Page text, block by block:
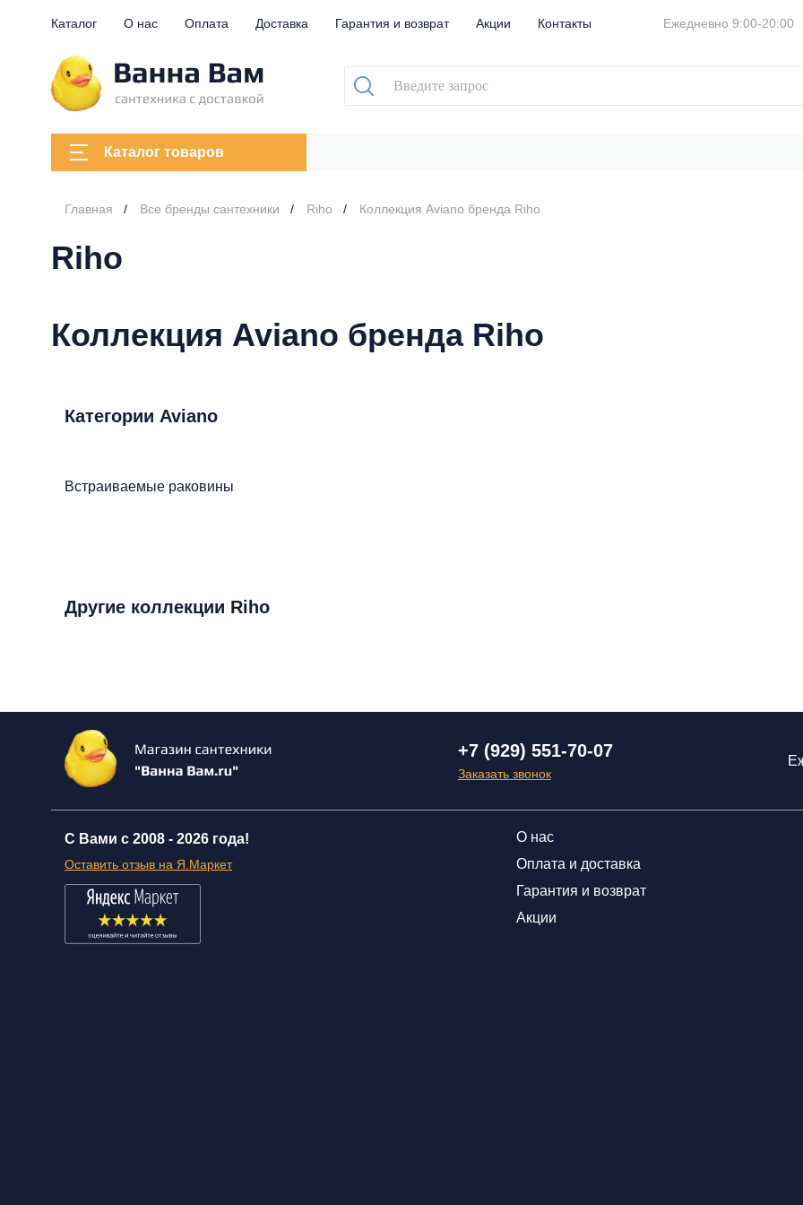
Каталог О нас Оплата Доставка Гарантия и возврат Акции Контакты Ежедневно 9:00-20:00
Каталог товаров
Главная Все бренды сантехники Riho Коллекция Aviano бренда Riho
Riho
Коллекция Aviano бренда Riho
Категории Aviano
Встраиваемые раковины
Другие коллекции Riho
+7 (929) 551-70-07
Заказать звонок
С Вами с 2008 - 2026 года!
Оставить отзыв на Я.Маркет
О нас
Оплата и доставка
Гарантия и возврат
Акции